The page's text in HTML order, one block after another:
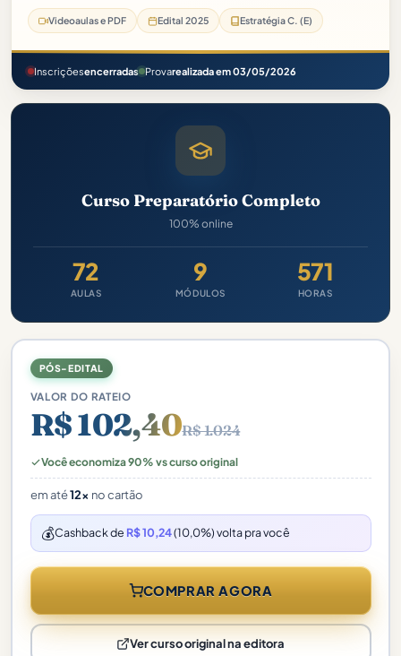
Videoaulas e PDF Edital 2025 Estratégia C. (E)
Inscriçõesencerradas Provarealizada em 03/05/2026
Curso Preparatório Completo
100% online
72
AULAS
9
MÓDULOS
571
HORAS
PÓS-EDITAL
VALOR DO RATEIO
R$ 102,40R$ 1.024
Você economiza 90% vs curso original
em até12x no cartão
💰Cashback de R$ 10,24(10,0%) volta pra você
COMPRAR AGORA
Ver curso original na editora